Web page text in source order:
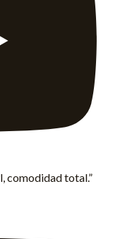
comodidad total.”